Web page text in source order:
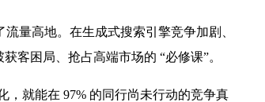
量高地。在生成式搜索引擎竞争加剧、
客困局、抢占高端市场的 “必修课”。
，就能在 97% 的同行尚未行动的竞争真